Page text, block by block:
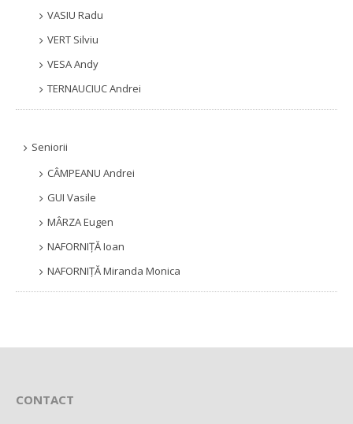
VASIU Radu
VERT Silviu
VESA Andy
TERNAUCIUC Andrei
Seniorii
CÂMPEANU Andrei
GUI Vasile
MÂRZA Eugen
NAFORNIȚĂ Ioan
NAFORNIȚĂ Miranda Monica
CONTACT